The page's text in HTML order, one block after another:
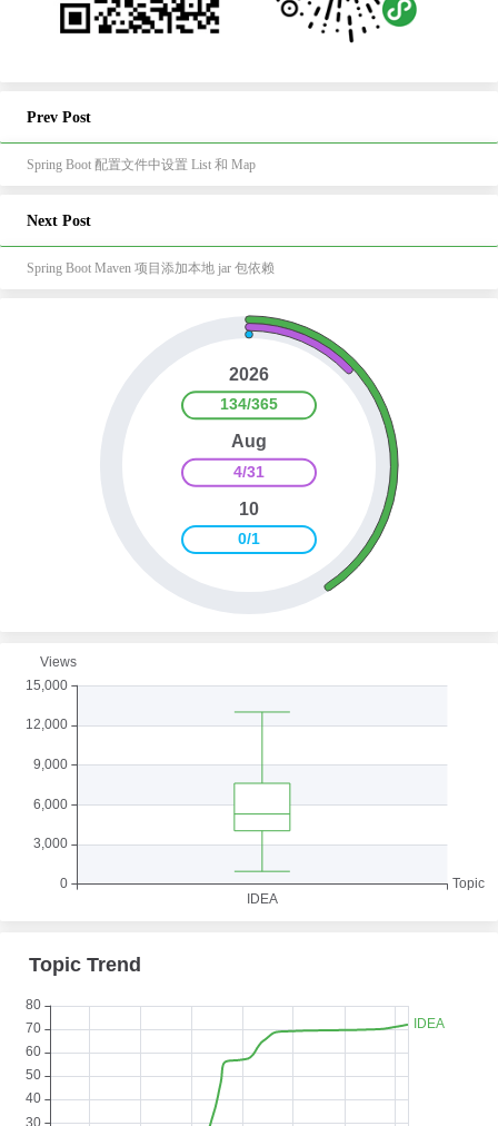
Prev Post
Spring Boot 配置文件中设置 List 和 Map
Next Post
Spring Boot Maven 项目添加本地 jar 包依赖